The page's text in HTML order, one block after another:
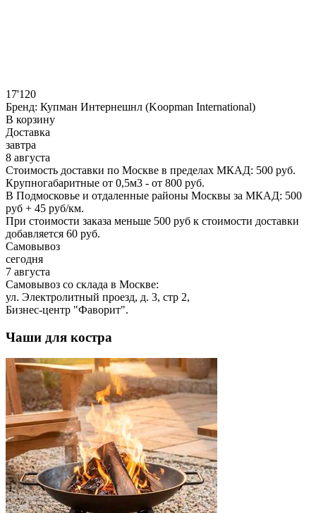
17'120
Бренд: Купман Интернешнл (Koopman International)
В корзину
Доставка
завтра
8 августа
Стоимость доставки по Москве в пределах МКАД: 500 руб.
Крупногабаритные от 0,5м3 - от 800 руб.
В Подмосковье и отдаленные районы Москвы за МКАД: 500
руб + 45 руб/км.
При стоимости заказа меньше 500 руб к стоимости доставки
добавляется 60 руб.
Самовывоз
сегодня
7 августа
Самовывоз со склада в Москве:
ул. Электролитный проезд, д. 3, стр 2,
Бизнес-центр "Фаворит".
Чаши для костра